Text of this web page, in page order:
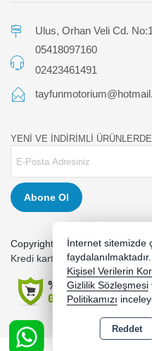
Ulus, Orhan Veli Cd.
05418097160
02423461491
YENİ VE İNDİRİMLİ
Abone Ol
Copyright 2026
Kredi kartı bilgileriniz 256bit
İnternet sitemizde
Kişisel Verilerin
Gizlilik Sözleşmesi
Politikamızı
Reddet